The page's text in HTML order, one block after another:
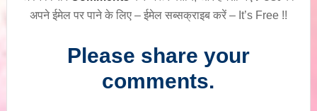
अपने ईमेल पर पाने के लिए – ईमेल सब्सक्राइब करें – It’s Free !!
Please share your
comments.